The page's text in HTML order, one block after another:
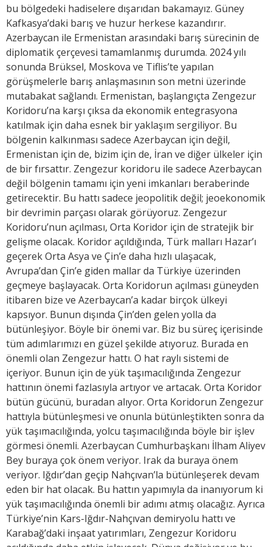
bu bölgedeki hadiselere dışarıdan bakamayız. Güney
Kafkasya’daki barış ve huzur herkese kazandırır.
Azerbaycan ile Ermenistan arasındaki barış sürecinin de
diplomatik çerçevesi tamamlanmış durumda. 2024 yılı
sonunda Brüksel, Moskova ve Tiflis’te yapılan
görüşmelerle barış anlaşmasının son metni üzerinde
mutabakat sağlandı. Ermenistan, başlangıçta Zengezur
Koridoru’na karşı çıksa da ekonomik entegrasyona
katılmak için daha esnek bir yaklaşım sergiliyor. Bu
bölgenin kalkınması sadece Azerbaycan için değil,
Ermenistan için de, bizim için de, İran ve diğer ülkeler için
de bir fırsattır. Zengezur koridoru ile sadece Azerbaycan
değil bölgenin tamamı için yeni imkanları beraberinde
getirecektir. Bu hattı sadece jeopolitik değil; jeoekonomik
bir devrimin parçası olarak görüyoruz. Zengezur
Koridoru’nun açılması, Orta Koridor için de stratejik bir
gelişme olacak. Koridor açıldığında, Türk malları Hazar’ı
geçerek Orta Asya ve Çin’e daha hızlı ulaşacak,
Avrupa’dan Çin’e giden mallar da Türkiye üzerinden
geçmeye başlayacak. Orta Koridorun açılması güneyden
itibaren bize ve Azerbaycan’a kadar birçok ülkeyi
kapsıyor. Bunun dışında Çin’den gelen yolla da
bütünleşiyor. Böyle bir önemi var. Biz bu süreç içerisinde
tüm adımlarımızı en güzel şekilde atıyoruz. Burada en
önemli olan Zengezur hattı. O hat raylı sistemi de
içeriyor. Bunun için de yük taşımacılığında Zengezur
hattının önemi fazlasıyla artıyor ve artacak. Orta Koridor
bütün gücünü, buradan alıyor. Orta Koridorun Zengezur
hattıyla bütünleşmesi ve onunla bütünleştikten sonra da
yük taşımacılığında, yolcu taşımacılığında böyle bir işlev
görmesi önemli. Azerbaycan Cumhurbaşkanı İlham Aliyev
Bey buraya çok önem veriyor. Irak da buraya önem
veriyor. Iğdır’dan geçip Nahçıvan’la bütünleşerek devam
eden bir hat olacak. Bu hattın yapımıyla da inanıyorum ki
yük taşımacılığında önemli bir adımı atmış olacağız. Ayrıca
Türkiye’nin Kars-Iğdır-Nahçıvan demiryolu hattı ve
Karabağ’daki inşaat yatırımları, Zengezur Koridoru